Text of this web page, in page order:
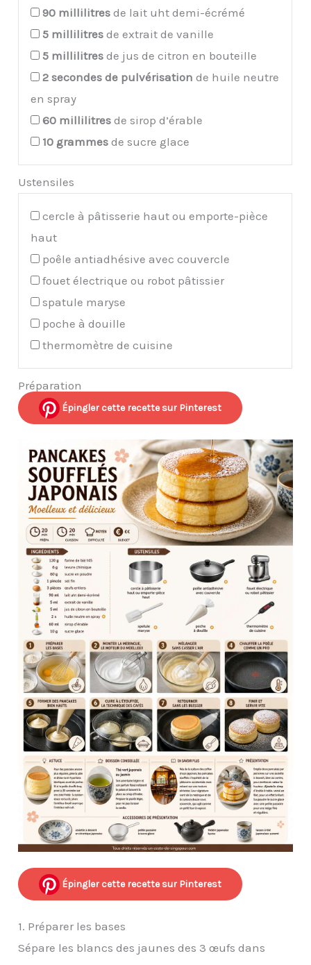
90 millilitres de lait uht demi-écrémé
5 millilitres de extrait de vanille
5 millilitres de jus de citron en bouteille
2 secondes de pulvérisation de huile neutre
en spray
60 millilitres de sirop d’érable
10 grammes de sucre glace
Ustensiles
cercle à pâtisserie haut ou emporte-pièce
haut
poêle antiadhésive avec couvercle
fouet électrique ou robot pâtissier
spatule maryse
poche à douille
thermomètre de cuisine
Préparation
Épingler cette recette sur Pinterest
Épingler cette recette sur Pinterest
1. Préparer les bases
Sépare les blancs des jaunes des 3 œufs dans